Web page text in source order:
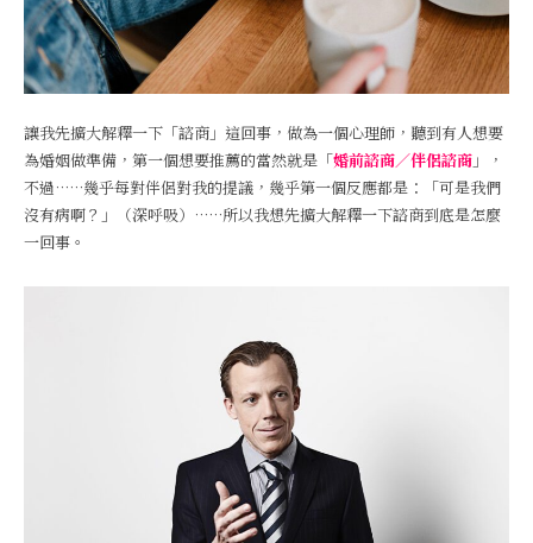
讓我先擴大解釋一下「諮商」這回事，做為一個心理師，聽到有人想要
為婚姻做準備，第一個想要推薦的當然就是「婚前諮商／伴侶諮商 」，
不過……幾乎每對伴侶對我的提議，幾乎第一個反應都是：「可是我們
沒有病啊？」（深呼吸）……所以我想先擴大解釋一下諮商到底是怎麼
一回事。